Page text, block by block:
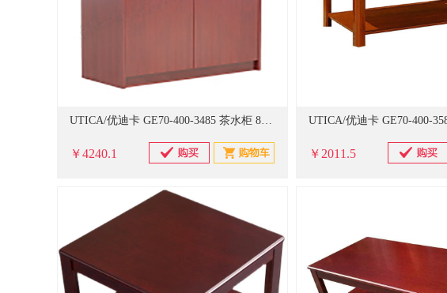
UTICA/优迪卡 GE70-400-3485 茶水柜 800×420×900mm (单位：个)
￥4240.1 ￥2011.5